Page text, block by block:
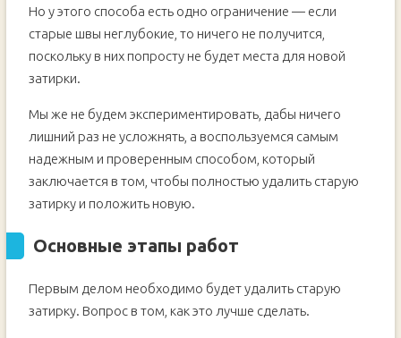
Но у этого способа есть одно ограничение — если
старые швы неглубокие, то ничего не получится,
поскольку в них попросту не будет места для новой
затирки.
Мы же не будем экспериментировать, дабы ничего
лишний раз не усложнять, а воспользуемся самым
надежным и проверенным способом, который
заключается в том, чтобы полностью удалить старую
затирку и положить новую.
Основные этапы работ
Первым делом необходимо будет удалить старую
затирку. Вопрос в том, как это лучше сделать.